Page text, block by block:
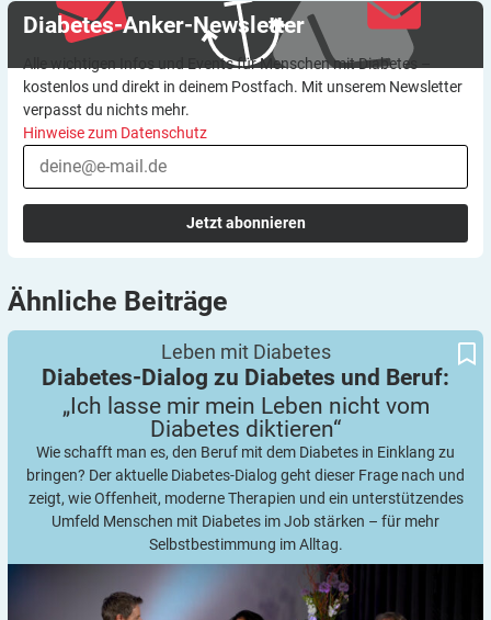
Diabetes-Anker-Newsletter
Alle wichtigen Infos und Events für Menschen mit Diabetes –
kostenlos und direkt in deinem Postfach. Mit unserem Newsletter
verpasst du nichts mehr.
Hinweise zum Datenschutz
Jetzt abonnieren
Ähnliche Beiträge
Leben mit Diabetes
Diabetes-Dialog zu Diabetes und Beruf:
„Ich lasse mir mein Leben nicht vom
Diabetes diktieren“
Wie schafft man es, den Beruf mit dem Diabetes in Einklang zu
bringen? Der aktuelle Diabetes-Dialog geht dieser Frage nach und
zeigt, wie Offenheit, moderne Therapien und ein unterstützendes
Umfeld Menschen mit Diabetes im Job stärken – für mehr
Selbstbestimmung im Alltag.